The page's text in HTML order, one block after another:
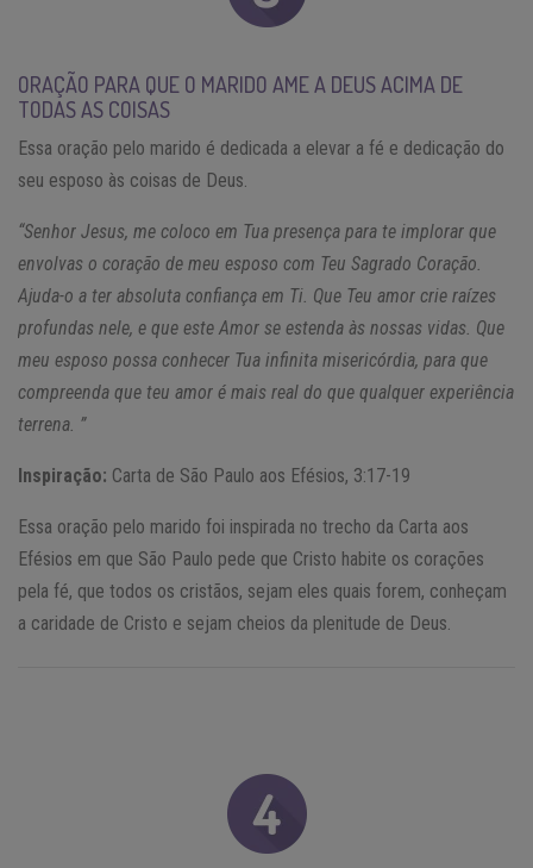
ORAÇÃO PARA QUE O MARIDO AME A DEUS ACIMA DE
TODAS AS COISAS
Essa oração pelo marido é dedicada a elevar a fé e dedicação do
seu esposo às coisas de Deus.
“Senhor Jesus, me coloco em Tua presença para te implorar que
envolvas o coração de meu esposo com Teu Sagrado Coração.
Ajuda-o a ter absoluta confiança em Ti. Que Teu amor crie raízes
profundas nele, e que este Amor se estenda às nossas vidas. Que
meu esposo possa conhecer Tua infinita misericórdia, para que
compreenda que teu amor é mais real do que qualquer experiência
terrena. ”
Inspiração: Carta de São Paulo aos Efésios, 3:17-19
Essa oração pelo marido foi inspirada no trecho da Carta aos
Efésios em que São Paulo pede que Cristo habite os corações
pela fé, que todos os cristãos, sejam eles quais forem, conheçam
a caridade de Cristo e sejam cheios da plenitude de Deus.